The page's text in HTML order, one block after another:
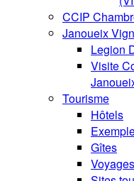
CCIP
Janoueix
Legion
Visite
Tourisme
Hôtels
Gîtes
Voyages